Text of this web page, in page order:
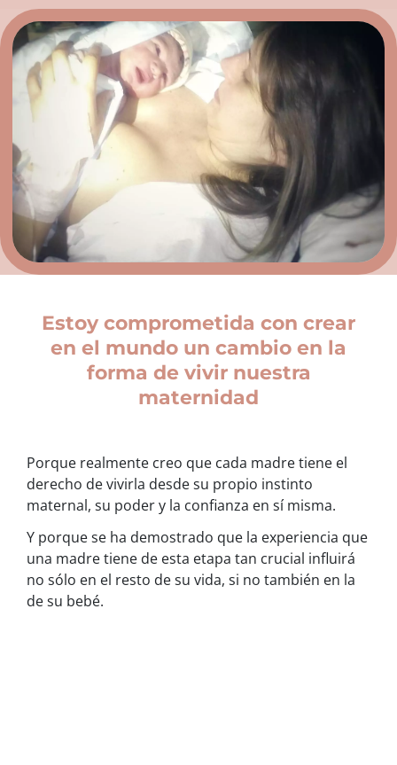
Estoy comprometida con crear
en el mundo un cambio en la
forma de vivir nuestra
maternidad
Porque realmente creo que cada madre tiene el
derecho de vivirla desde su propio instinto
maternal, su poder y la confianza en sí misma.
Y porque se ha demostrado que la experiencia que
una madre tiene de esta etapa tan crucial influirá
no sólo en el resto de su vida, si no también en la
de su bebé.